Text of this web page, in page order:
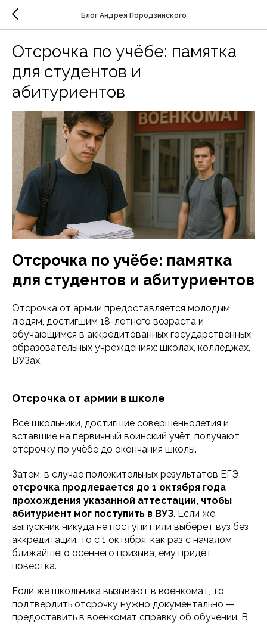
Блог Андрея Породзинского
Отсрочка по учёбе: памятка
для студентов и
абитуриентов
Отсрочка по учёбе: памятка
для студентов и абитуриентов
Отсрочка от армии предоставляется молодым
людям, достигшим 18-летнего возраста и
обучающимся в аккредитованных государственных
образовательных учреждениях: школах, колледжах,
ВУЗах.
Отсрочка от армии в школе
Все школьники, достигшие совершеннолетия и
вставшие на первичный воинский учёт, получают
отсрочку по учёбе до окончания школы.
Затем, в случае положительных результатов ЕГЭ,
отсрочка продлевается до 1 октября года
прохождения указанной аттестации, чтобы
абитуриент мог поступить в ВУЗ. Если же
выпускник никуда не поступит или выберет вуз без
аккредитации, то с 1 октября, как раз с началом
ближайшего осеннего призыва, ему придёт
повестка.
Если же школьника вызывают в военкомат, то
подтвердить отсрочку нужно документально —
предоставить в военкомат справку об обучении. В